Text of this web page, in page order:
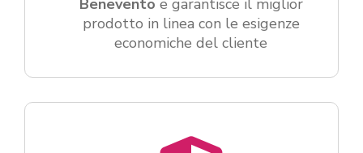
Benevento e garantisce il miglior
prodotto in linea con le esigenze
economiche del cliente